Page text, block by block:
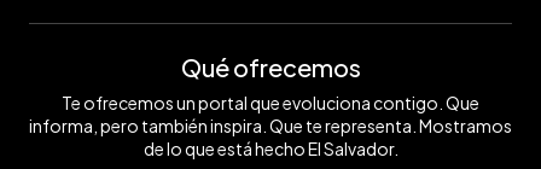
Qué ofrecemos
Te ofrecemos un portal que evoluciona contigo. Que
informa, pero también inspira. Que te representa. Mostramos
de lo que está hecho El Salvador.